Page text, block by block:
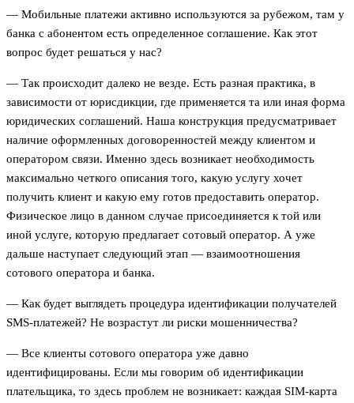
— Мобильные платежи активно используются за рубежом, там у
банка с абонентом есть определенное соглашение. Как этот
вопрос будет решаться у нас?
— Так происходит далеко не везде. Есть разная практика, в
зависимости от юрисдикции, где применяется та или иная форма
юридических соглашений. Наша конструкция предусматривает
наличие оформленных договоренностей между клиентом и
оператором связи. Именно здесь возникает необходимость
максимально четкого описания того, какую услугу хочет
получить клиент и какую ему готов предоставить оператор.
Физическое лицо в данном случае присоединяется к той или
иной услуге, которую предлагает сотовый оператор. А уже
дальше наступает следующий этап — взаимоотношения
сотового оператора и банка.
— Как будет выглядеть процедура идентификации получателей
SMS-платежей? Не возрастут ли риски мошенничества?
— Все клиенты сотового оператора уже давно
идентифицированы. Если мы говорим об идентификации
плательщика, то здесь проблем не возникает: каждая SIM-карта